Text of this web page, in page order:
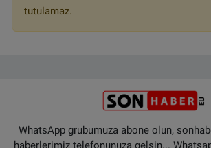
tutulamaz.
WhatsApp grubumuza abone olun,
haberlerimiz telefonunuza gelsin...